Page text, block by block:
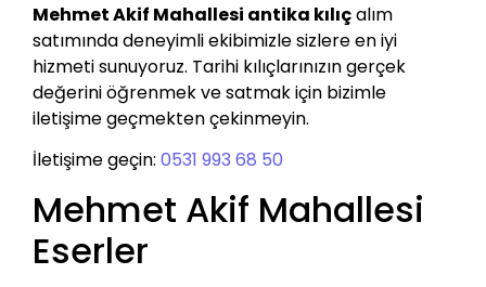
Mehmet Akif Mahallesi antika kılıçalım
satımında deneyimli ekibimizle sizlere en iyi
hizmeti sunuyoruz. Tarihi kılıçlarınızın gerçek
değerini öğrenmek ve satmak için bizimle
iletişime geçmekten çekinmeyin.
İletişime geçin: 0531 993 68 50
Mehmet Akif Mahallesi
Eserler